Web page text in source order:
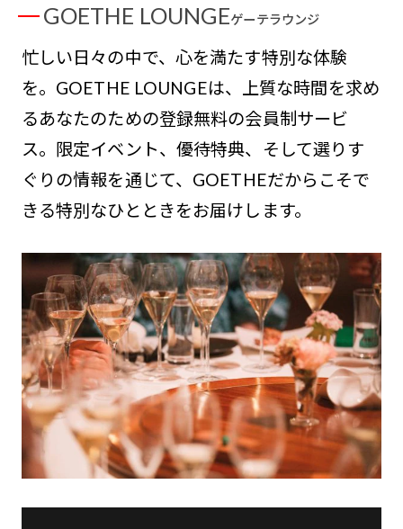
GOETHE LOUNGEゲーテラウンジ
忙しい日々の中で、心を満たす特別な体験
を。GOETHE LOUNGEは、上質な時間を求め
るあなたのための登録無料の会員制サービ
ス。限定イベント、優待特典、そして選りす
ぐりの情報を通じて、GOETHEだからこそで
きる特別なひとときをお届けします。